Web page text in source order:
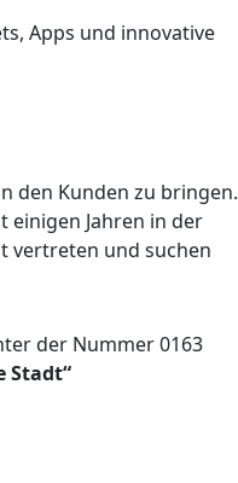
Apps und innovative
den Kunden zu bringen.
einigen Jahren in der
vertreten und suchen
der Nummer 0163
Stadt“